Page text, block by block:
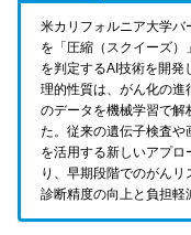
米カリフォルニア大学
を「圧縮（スクイーズ
を判定するAI技術を開発
理的性質は、がん化の進
のデータを機械学習で解
た。従来の遺伝子検査や
を活用する新しいアプロ
り、早期段階でのがんリ
診断精度の向上と負担軽